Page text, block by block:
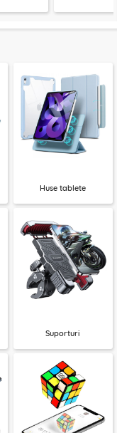
Huse tablete
Suporturi